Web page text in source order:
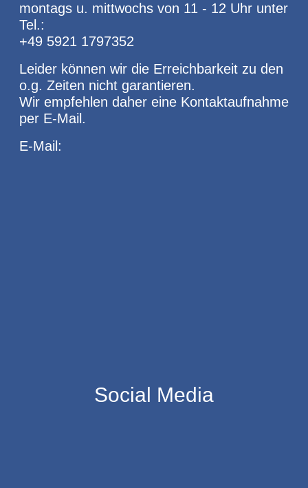
montags u. mittwochs von 11 - 12 Uhr unter
Tel.:
+49 5921 1797352
Leider können wir die Erreichbarkeit zu den
o.g. Zeiten nicht garantieren.
Wir empfehlen daher eine Kontaktaufnahme
per E-Mail.
E-Mail:
Social Media